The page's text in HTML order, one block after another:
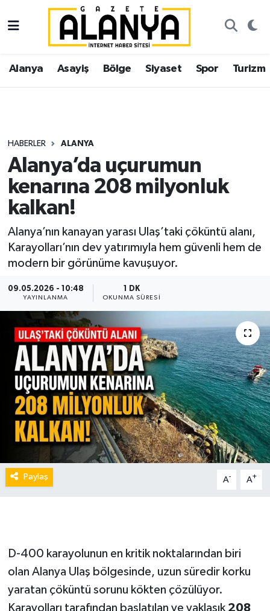
Alanya Asayiş Bölge Siyaset Spor Turizm
HABERLER ALANYA
Alanya’da uçurumun
kenarına 208 milyonluk
kalkan!
Alanya’nın kanayan yarası Ulaş’taki çöküntü alanı,
Karayolları’nın dev yatırımıyla hem güvenli hem de
modern bir görünüme kavuşuyor.
09.05.2026 - 10:48
YAYINLANMA
1 DK
OKUNMA SÜRESI
Paylaş A- A+
D-400 karayolunun en kritik noktalarından biri
olan Alanya Ulaş bölgesinde, uzun süredir korku
yaratan çöküntü sorunu kökten çözülüyor.
Karayolları tarafından başlatılan ve yaklaşık 208
Alanya
Asayiş
Siyaset
Spor
Turizm
Ekonomi
Gazipaşa
İstanbul Nöbetçi Eczaneler
İstanbul Hava Durumu
Süper Lig Puan Durumu ve Fikstür
Tüm Manşetler
Son Dakika Haberleri
Haber Arşivi